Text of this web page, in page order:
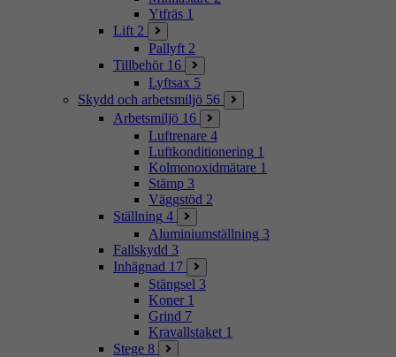
Ytfräs 1
Lift 2
Pallyft 2
Tillbehör 16
Lyftsax 5
Skydd och arbetsmiljö 56
Arbetsmiljö 16
Luftrenare 4
Luftkonditionering 1
Kolmonoxidmätare 1
Stämp 3
Väggstöd 2
Ställning 4
Aluminiumställning 3
Fallskydd 3
Inhägnad 17
Stängsel 3
Koner 1
Grind 7
Kravallstaket 1
Stege 8